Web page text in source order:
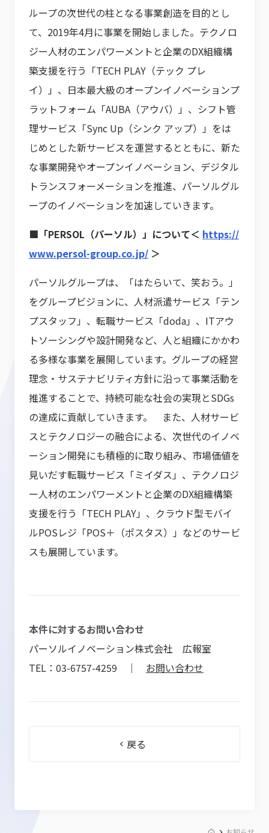
ループの次世代の柱となる事業創造を目的とし
て、2019年4月に事業を開始しました。テクノロ
ジー人材のエンパワーメントと企業のDX組織構
築支援を行う「TECH PLAY（テック プレ
イ）」、日本最大級のオープンイノベーションプ
ラットフォーム「AUBA（アウバ）」、シフト管
理サービス「Sync Up（シンク アップ）」をは
じめとした新サービスを運営するとともに、新た
な事業開発やオープンイノベーション、デジタル
トランスフォーメーションを推進、パーソルグル
ープのイノベーションを加速していきます。
■「PERSOL（パーソル）」について＜ https://
www.persol-group.co.jp/ ＞
パーソルグループは、「はたらいて、笑おう。」
をグループビジョンに、人材派遣サービス「テン
プスタッフ」、転職サービス「doda」、ITアウ
トソーシングや設計開発など、人と組織にかかわ
る多様な事業を展開しています。グループの経営
理念・サステナビリティ方針に沿って事業活動を
推進することで、持続可能な社会の実現とSDGs
の達成に貢献していきます。 また、人材サービ
スとテクノロジーの融合による、次世代のイノベ
ーション開発にも積極的に取り組み、市場価値を
見いだす転職サービス「ミイダス」、テクノロジ
ー人材のエンパワーメントと企業のDX組織構築
支援を行う「TECH PLAY」、クラウド型モバイ
ルPOSレジ「POS＋（ポスタス）」などのサービ
スも展開しています。
本件に対するお問い合わせ
パーソルイノベーション株式会社 広報室
TEL：03-6757-4259 ｜ お問い合わせ
戻る